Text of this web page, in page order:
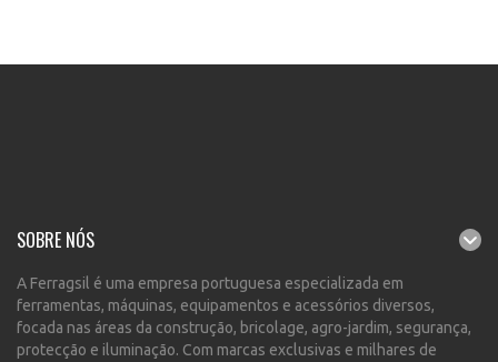
SOBRE NÓS
A Ferragsil é uma empresa portuguesa especializada em
ferramentas, máquinas, equipamentos e acessórios diversos,
focada nas áreas da construção, bricolage, agro-jardim, segurança,
protecção e iluminação. Com marcas exclusivas e milhares de